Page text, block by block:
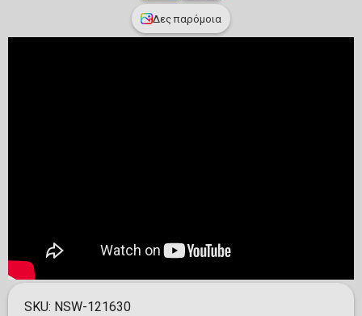
Δες παρόμοια
SKU: NSW-121630